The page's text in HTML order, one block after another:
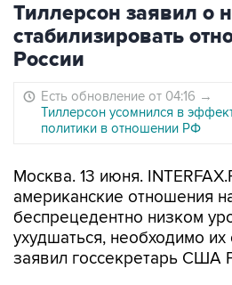
Тиллерсон заявил о
стабилизировать
России
Есть обновление от 04:16 →
Тиллерсон усомнился в
политики в отношении РФ
Москва. 13 июня.
американские отношения
беспрецедентно низком
ухудшаться, необходимо их
заявил госсекретарь США